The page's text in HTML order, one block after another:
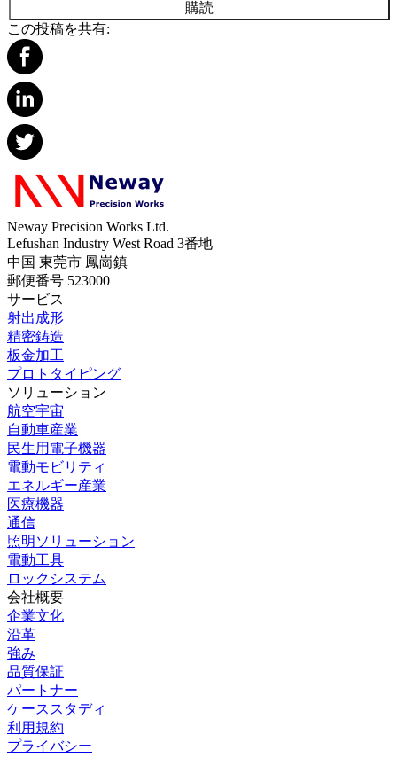
購読
この投稿を共有:
Neway Precision Works Ltd.
Lefushan Industry West Road 3番地
中国 東莞市 鳳崗鎮
郵便番号 523000
サービス
射出成形
精密鋳造
板金加工
プロトタイピング
ソリューション
航空宇宙
自動車産業
民生用電子機器
電動モビリティ
エネルギー産業
医療機器
通信
照明ソリューション
電動工具
ロックシステム
会社概要
企業文化
沿革
強み
品質保証
パートナー
ケーススタディ
利用規約
プライバシー